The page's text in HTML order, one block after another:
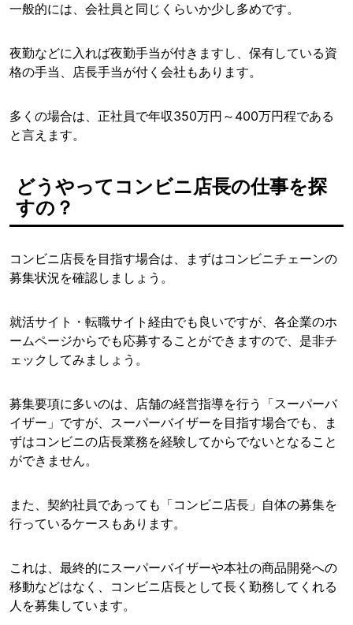
一般的には、会社員と同じくらいか少し多めです。
夜勤などに入れば夜勤手当が付きますし、保有している資
格の手当、店長手当が付く会社もあります。
多くの場合は、正社員で年収350万円～400万円程である
と言えます。
どうやってコンビニ店長の仕事を探
すの？
コンビニ店長を目指す場合は、まずはコンビニチェーンの
募集状況を確認しましょう。
就活サイト・転職サイト経由でも良いですが、各企業のホ
ームページからでも応募することができますので、是非チ
ェックしてみましょう。
募集要項に多いのは、店舗の経営指導を行う「スーパーバ
イザー」ですが、スーパーバイザーを目指す場合でも、ま
ずはコンビニの店長業務を経験してからでないとなること
ができません。
また、契約社員であっても「コンビニ店長」自体の募集を
行っているケースもあります。
これは、最終的にスーパーバイザーや本社の商品開発への
移動などはなく、コンビニ店長として長く勤務してくれる
人を募集しています。